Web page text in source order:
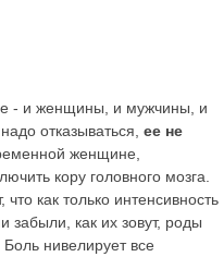
- и женщины, и мужчины, и
отказываться, ее не
женщине,
кору головного мозга.
как только интенсивность
забыли, как их зовут, роды
нивелирует все